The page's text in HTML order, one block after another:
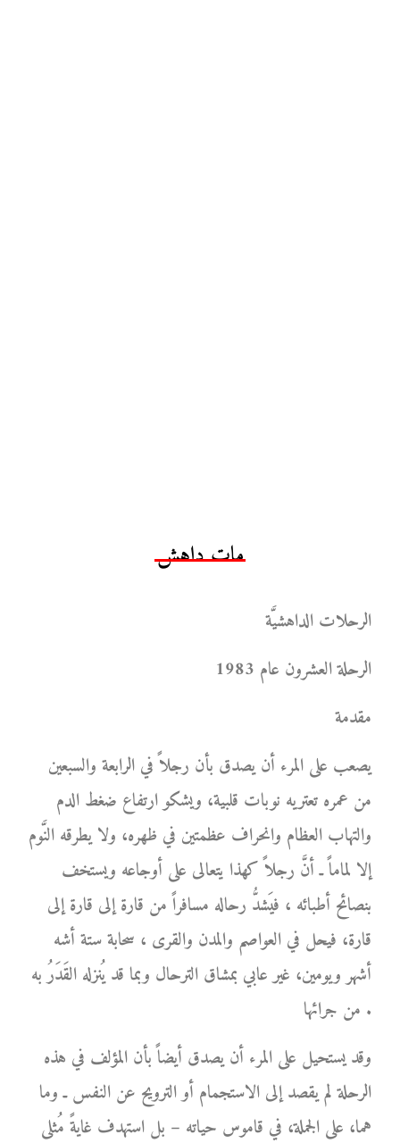
مات داهش
الرحلات الداهشيَّة
الرحلة العشرون عام 1983
مقدمة
يصعب على المرء أن يصدق بأن رجلاً في الرابعة والسبعين
من عمره تعتريه نوبات قلبية، ويشكو ارتفاع ضغط الدم
والتهاب العظام وانحراف عظمتين في ظهره، ولا يطرقه النَّوم
إلا لماماً ـ أنَّ رجلاً كهذا يتعالى على أوجاعه ويستخف
بنصائح أطبائه ، فيَشدُّ رحاله مسافراً من قارة إلى قارة إلى
قارة، فيحل في العواصم والمدن والقرى ، سحابة ستة أشه
أشهر ويومين، غير عابي بمشاق الترحال وبما قد يُنزله القَدَرُ به
من جرائها .
وقد يستحيل على المرء أن يصدق أيضاً بأن المؤلف في هذه
الرحلة لم يقصد إلى الاستجمام أو الترويح عن النفس ـ وما
هما، على الجملة، في قاموس حياته – بل استهدف غايةً مُثلى